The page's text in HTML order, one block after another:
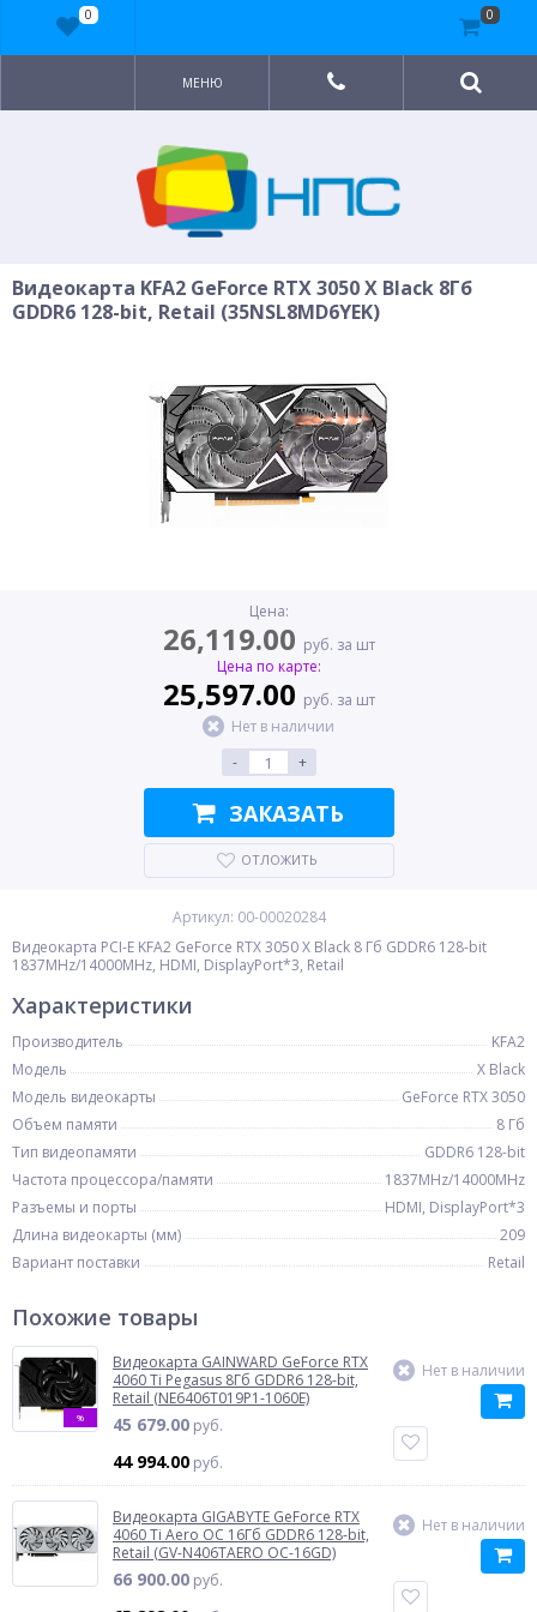
МЕНЮ
Видеокарта KFA2 GeForce RTX 3050 X Black 8Гб
GDDR6 128-bit, Retail (35NSL8MD6YEK)
Цена:
26,119.00 руб. за шт
Цена по карте:
25,597.00 руб. за шт
Нет в наличии
-
+
ЗАКАЗАТЬ
ОТЛОЖИТЬ
Артикул: 00-00020284
Видеокарта PCI-E KFA2 GeForce RTX 3050 X Black 8 Гб GDDR6 128-bit
1837MHz/14000MHz, HDMI, DisplayPort*3, Retail
Характеристики
Производитель
KFA2
Модель
X Black
Модель видеокарты
GeForce RTX 3050
Объем памяти
8 Гб
Тип видеопамяти
GDDR6 128-bit
Частота процессора/памяти
1837MHz/14000MHz
Разъемы и порты
HDMI, DisplayPort*3
Длина видеокарты (мм)
209
Вариант поставки
Retail
Похожие товары
%
Видеокарта GAINWARD GeForce RTX
4060 Ti Pegasus 8Гб GDDR6 128-bit,
Retail (NE6406T019P1-1060E)
45 679.00 руб.
44 994.00 руб.
Нет в наличии
Видеокарта GIGABYTE GeForce RTX
4060 Ti Aero OC 16Гб GDDR6 128-bit,
Retail (GV-N406TAERO OC-16GD)
66 900.00 руб.
Нет в наличии
0 0